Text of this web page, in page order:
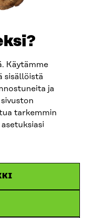
Käytämme
sisällöistä
ja
tarkemmin